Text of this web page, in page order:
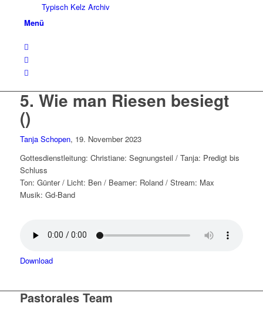
Typisch Kelz Archiv
Menü
5. Wie man Riesen besiegt
()
Tanja Schopen, 19. November 2023
Gottesdienstleitung: Christiane: Segnungsteil / Tanja: Predigt bis
Schluss
Ton: Günter / Licht: Ben / Beamer: Roland / Stream: Max
Musik: Gd-Band
Download
Pastorales Team